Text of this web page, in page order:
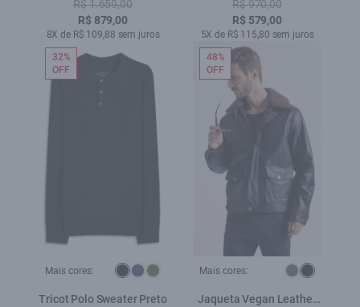
R$ 1.659,00
R$ 879,00
8X de R$ 109,88 sem juros
R$ 970,00
R$ 579,00
5X de R$ 115,80 sem juros
Mais cores:
Tricot Polo Sweater Preto
32%
OFF
Mais cores:
Jaqueta Vegan Leather
48%
OFF